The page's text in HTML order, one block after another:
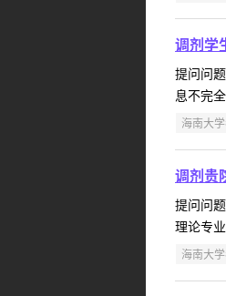
调剂学
提问问
息不完
海南大
调剂贵
提问问
理论专
海南大